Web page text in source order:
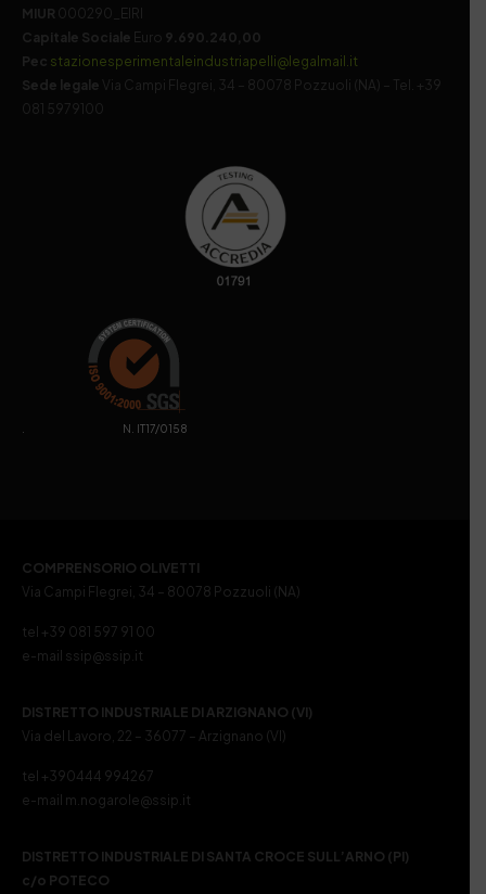
MIUR 000290_EIRI
Capitale Sociale Euro 9.690.240,00
Pec stazionesperimentaleindustriapelli@legalmail.it
Sede legale
Via Campi Flegrei, 34 – 80078 Pozzuoli (NA) – Tel. +39
081 5979100
. N. IT17/0158
COMPRENSORIO OLIVETTI
Via Campi Flegrei, 34 – 80078 Pozzuoli (NA)
tel +39 081 597 91 00
e-mail ssip@ssip.it
DISTRETTO INDUSTRIALE DI ARZIGNANO (VI)
Via del Lavoro, 22 – 36077 – Arzignano (VI)
tel +390444 994267
e-mail m.nogarole@ssip.it
DISTRETTO INDUSTRIALE DI SANTA CROCE SULL’ARNO (PI)
c/o POTECO